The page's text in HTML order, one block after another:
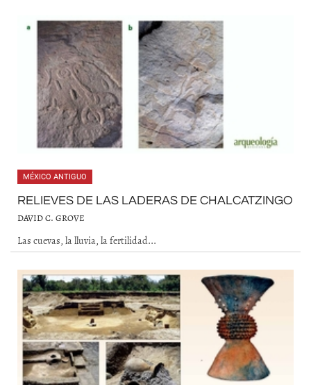
MÉXICO ANTIGUO
RELIEVES DE LAS LADERAS DE CHALCATZINGO
DAVID C. GROVE
Las cuevas, la lluvia, la fertilidad...